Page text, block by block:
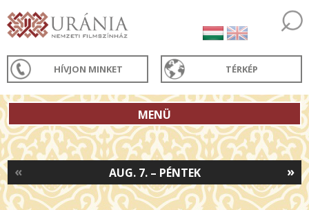
HÍVJON MINKET TÉRKÉP
MENÜ
»
AUG. 7. – PÉNTEK
«